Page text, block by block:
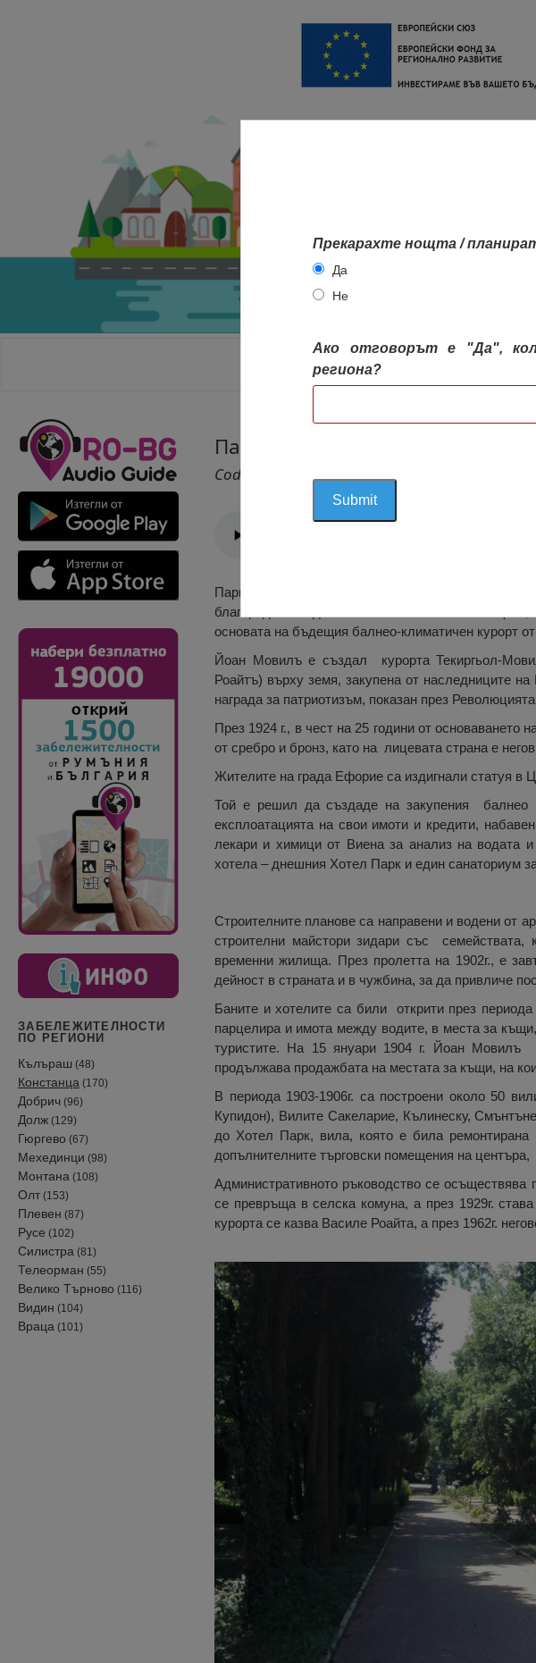
НАЧАЛО
ЗАБЕЛЕЖИТЕЛНОСТИ
ПО РЕГИОНИ
Кълъраш (48)
Констанца (170)
Добрич (96)
Долж (129)
Гюргево (67)
Мехединци (98)
Монтана (108)
Олт (153)
Плевен (87)
Русе (102)
Силистра (81)
Телеорман (55)
Велико Търново (116)
Видин (104)
Враца (101)
Паркът Мовила, Ефорие
Cod 1187
Паркът Мовила носи името на основателя на
благородни молдовски семейства на Мовилещите,
основата на бъдещия балнео-климатичен курорт
Йоан Мовилъ е създал курорта Текиргьол-
Роайтъ) върху земя, закупена от наследниците
награда за патриотизъм, показан през
През 1924 г., в чест на 25 години от основаването
от сребро и бронз, като на лицевата страна е
Жителите на града Ефорие са издигнали статуя в
Той е решил да създаде на закупения балнео
експлоатацията на свои имоти и кредити,
лекари и химици от Виена за анализ на водата
хотела – днешния Хотел Парк и един санаториум
Строителните планове са направени и водени от
строителни майстори зидари със
временни жилища. През пролетта на 1902г., е
дейност в страната и в чужбина, за да привличе
Баните и хотелите са били открити през
парцелира и имота между водите, в места за
туристите. На 15 януари 1904 г. Йоан Мовилъ
продължава продажбата на местата за къщи, на
В периода 1903-1906г. са построени около 50
Купидон), Вилите Сакеларие, Кълинеску,
до Хотел Парк, вила, която е била
допълнителните търговски помещения на
Административното ръководство се осъществява
се превръща в селска комуна, а през 1929г.
курорта се казва Василе Роайта, а през 1962г.
Прекарахте нощта /
Да
Не
Ако отговорът е "Да",
региона?